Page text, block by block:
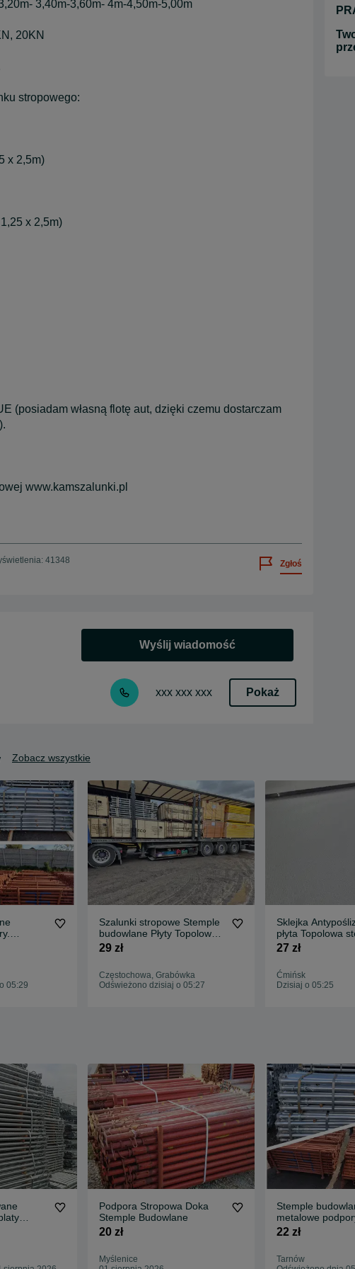
3,40m-3,60m- 4m-4,50m-5,00m
20KN
stropowego:
x 2,5m)
x 2,5m)
(posiadam własną flotę aut, dzięki czemu dostarczam
www.kamszalunki.pl
41348 Zgłoś
Wyślij wiadomość
xxx xxx xxx Pokaż
Zobacz wszystkie
05:29
Szalunki stropowe Stemple
budowlane Płyty Topolowe
Sklejka Płyta Szalunkowa
Korony podpory doki
29 zł
Częstochowa, Grabówka
Odświeżono dzisiaj o 05:27
Sklejka
płyta Topolowa
budowlane
27 zł
Ćmińsk
Dzisiaj o 05:25
Podpora Stropowa Doka
Stemple Budowlane
20 zł
Myślenice
Stemple
metalowe
Stropowe płyta
22 zł
Tarnów